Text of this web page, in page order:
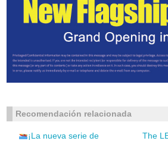
Recomendación relacionada
¡La nueva serie de
The